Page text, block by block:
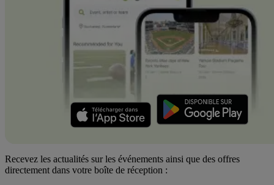
Recevez les actualités sur les événements ainsi que des offres
directement dans votre boîte de réception :